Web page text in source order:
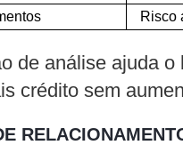
Risco
de análise ajuda
crédito sem